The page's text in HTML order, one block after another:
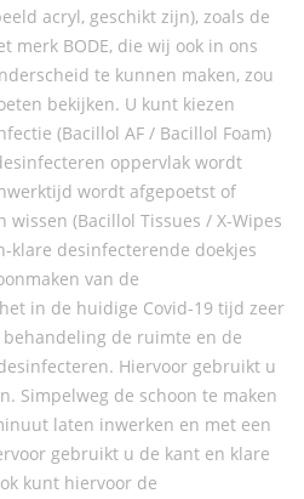
acryl, geschikt zijn), zoals de
merk BODE, die wij ook in ons
te kunnen maken, zou
bekijken. U kunt kiezen
(Bacillol AF / Bacillol Foam)
oppervlak wordt
wordt afgepoetst of
(Bacillol Tissues / X-Wipes
klare desinfecterende doekjes
van de
in de huidige Covid-19 tijd zeer
de ruimte en de
Hiervoor gebruikt u
Simpelweg de schoon te maken
laten inwerken en met een
gebruikt u de kant en klare
kunt hiervoor de